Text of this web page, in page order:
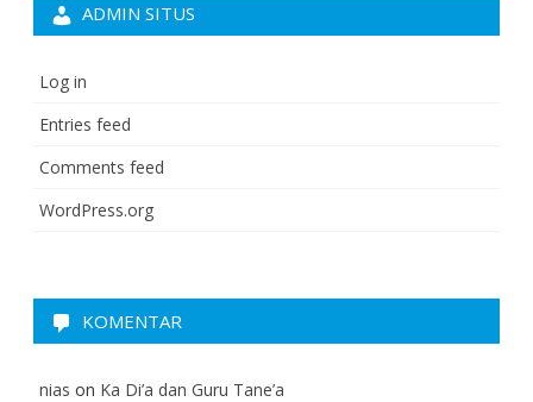
ADMIN SITUS
Log in
Entries feed
Comments feed
WordPress.org
KOMENTAR
nias on Ka Di’a dan Guru Tane’a